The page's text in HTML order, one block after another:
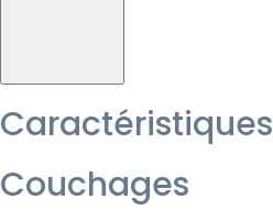
Caractéristiques
Couchages